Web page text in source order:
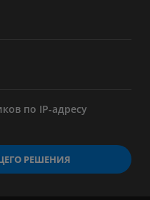
по IP-адресу
РЕШЕНИЯ